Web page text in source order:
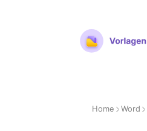
Home Word